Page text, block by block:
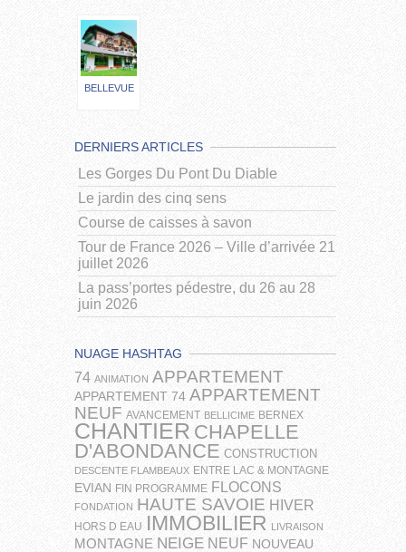
BELLEVUE
DERNIERS ARTICLES
Les Gorges Du Pont Du Diable
Le jardin des cinq sens
Course de caisses à savon
Tour de France 2026 – Ville d’arrivée 21
juillet 2026
La pass’portes pédestre, du 26 au 28
juin 2026
NUAGE HASHTAG
74 ANIMATION APPARTEMENT
APPARTEMENT 74 APPARTEMENT
NEUF AVANCEMENT BELLICIME BERNEX
CHANTIER CHAPELLE
D'ABONDANCE CONSTRUCTION
DESCENTE FLAMBEAUX ENTRE LAC & MONTAGNE
EVIAN FIN PROGRAMME FLOCONS
FONDATION HAUTE SAVOIE HIVER
HORS D EAU IMMOBILIER LIVRAISON
MONTAGNE NEIGE NEUF NOUVEAU